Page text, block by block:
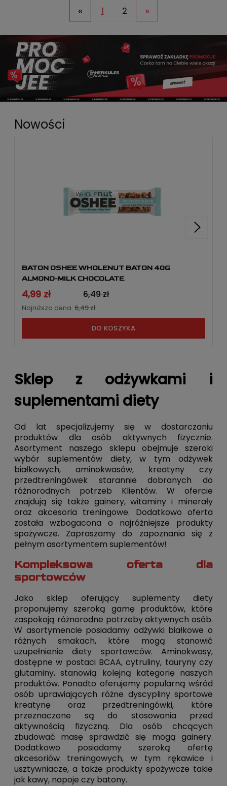
« 1 2 »
Nowości
BATON OSHEE WHOLENUT BATON 40G
ALMOND-MILK CHOCOLATE
4,99 zł 6,49 zł
Najniższa cena: 6,49 zł
DO KOSZYKA
Sklep z odżywkami i
suplementami diety
Od lat specjalizujemy się w dostarczaniu
produktów dla osób aktywnych fizycznie.
Asortyment naszego sklepu obejmuje szeroki
wybór suplementów diety, w tym odżywek
białkowych, aminokwasów, kreatyny czy
przedtreningówek starannie dobranych do
różnorodnych potrzeb Klientów. W ofercie
znajdują się także gainery, witaminy i minerały
oraz akcesoria treningowe. Dodatkowo oferta
została wzbogacona o najróżniejsze produkty
spożywcze. Zapraszamy do zapoznania się z
pełnym asortymentem suplementów!
Kompleksowa oferta dla
sportowców
Jako sklep oferujący suplementy diety
proponujemy szeroką gamę produktów, które
zaspokoją różnorodne potrzeby aktywnych osób.
W asortymencie posiadamy odżywki białkowe o
różnych smakach, które mogą stanowić
uzupełnienie diety sportowców. Aminokwasy,
dostępne w postaci BCAA, cytruliny, tauryny czy
glutaminy, stanowią kolejną kategorię naszych
produktów. Ponadto oferujemy popularną wśród
osób uprawiających różne dyscypliny sportowe
kreatynę oraz przedtreningówki, które
przeznaczone są do stosowania przed
aktywnością fizyczną. Dla osób chcących
zbudować masę sprawdzić się mogą gainery.
Dodatkowo posiadamy szeroką ofertę
akcesoriów treningowych, w tym rękawice i
usztywniacze, a także produkty spożywcze takie
jak kawy, napoje czy batony.